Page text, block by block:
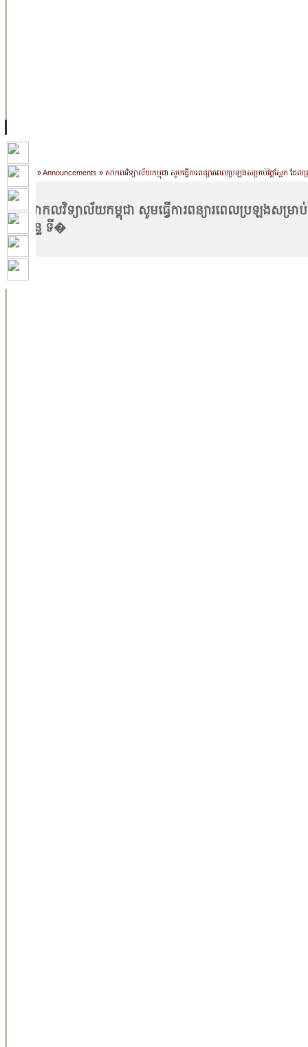
Home »Announcements » សាកលវិទ្យាល័យកម្ពុជា សូមធ្វើការពន្យារពេលប្រឡងសម្រាប់ថ្ងៃស្អែក ដ
សាកលវិទ្យាល័យកម្ពុជា សូមធ្វើការពន្យារពេលប្រឡងសម្រាប់ថ្
ច័ន្ទ ទី�